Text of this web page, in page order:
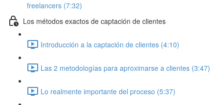
freelancers (7:32)
Los métodos exactos de captación de clientes
Introducción a la captación de clientes (4:10)
Las 2 metodologías para aproximarse a clientes (3:47)
Lo realmente importante del proceso (5:37)